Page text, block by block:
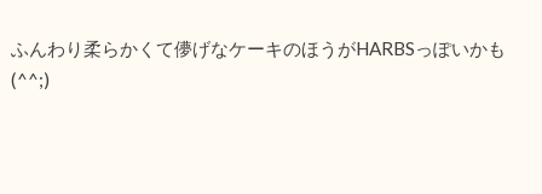
ふんわり柔らかくて儚げなケーキのほうがHARBSっぽいかも
(^^;)